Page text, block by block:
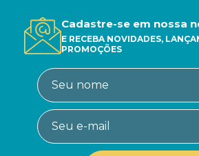
Cadastre-se em nossa
E RECEBA NOVIDADES,
PROMOÇÕES